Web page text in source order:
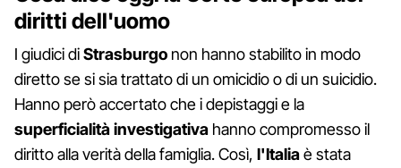
diritti dell'uomo
I giudici diStrasburgo non hanno stabilito in modo
diretto se si sia trattato di un omicidio o di un suicidio.
Hanno però accertato che i depistaggi e la
superficialitàinvestigativa hanno compromesso il
diritto alla verità della famiglia. Così, l'Italiaè stata